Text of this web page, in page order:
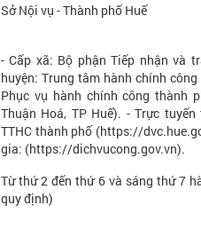
Sở Nội vụ - Thành phố Huế
- Cấp xã: Bộ phận Tiếp nhận và
huyện: Trung tâm hành chính
Phục vụ hành chính công thành
Thuận Hoá, TP Huế). - Trực
TTHC thành phố (https://
gia: (https://dichvucong.gov.vn).
Từ thứ 2 đến thứ 6 và sáng thứ 7
quy định)